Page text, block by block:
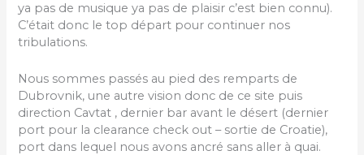
ya pas de musique ya pas de plaisir c’est bien connu).
C’était donc le top départ pour continuer nos
tribulations.
Nous sommes passés au pied des remparts de
Dubrovnik, une autre vision donc de ce site puis
direction Cavtat , dernier bar avant le désert (dernier
port pour la clearance check out – sortie de Croatie),
port dans lequel nous avons ancré sans aller à quai.